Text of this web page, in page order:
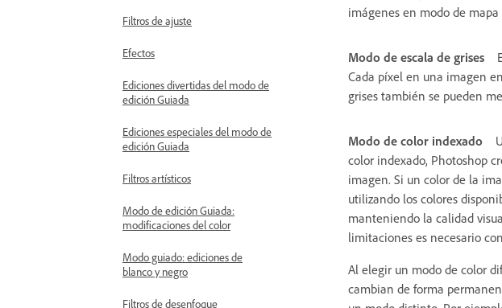
Filtros de ajuste
Efectos
Ediciones divertidas del modo de
edición Guiada
Ediciones especiales del modo de
edición Guiada
Filtros artísticos
Modo de edición Guiada:
modificaciones del color
Modo guiado: ediciones de
blanco y negro
Filtros de desenfoque
imágenes en modo de
Modo de escala de grises
Cada píxel en una imagen
grises también se pueden
Modo de color indexado
color indexado, Photoshop
imagen. Si un color de la
utilizando los colores
manteniendo la calidad
limitaciones es necesario
Al elegir un modo de color
cambian de forma